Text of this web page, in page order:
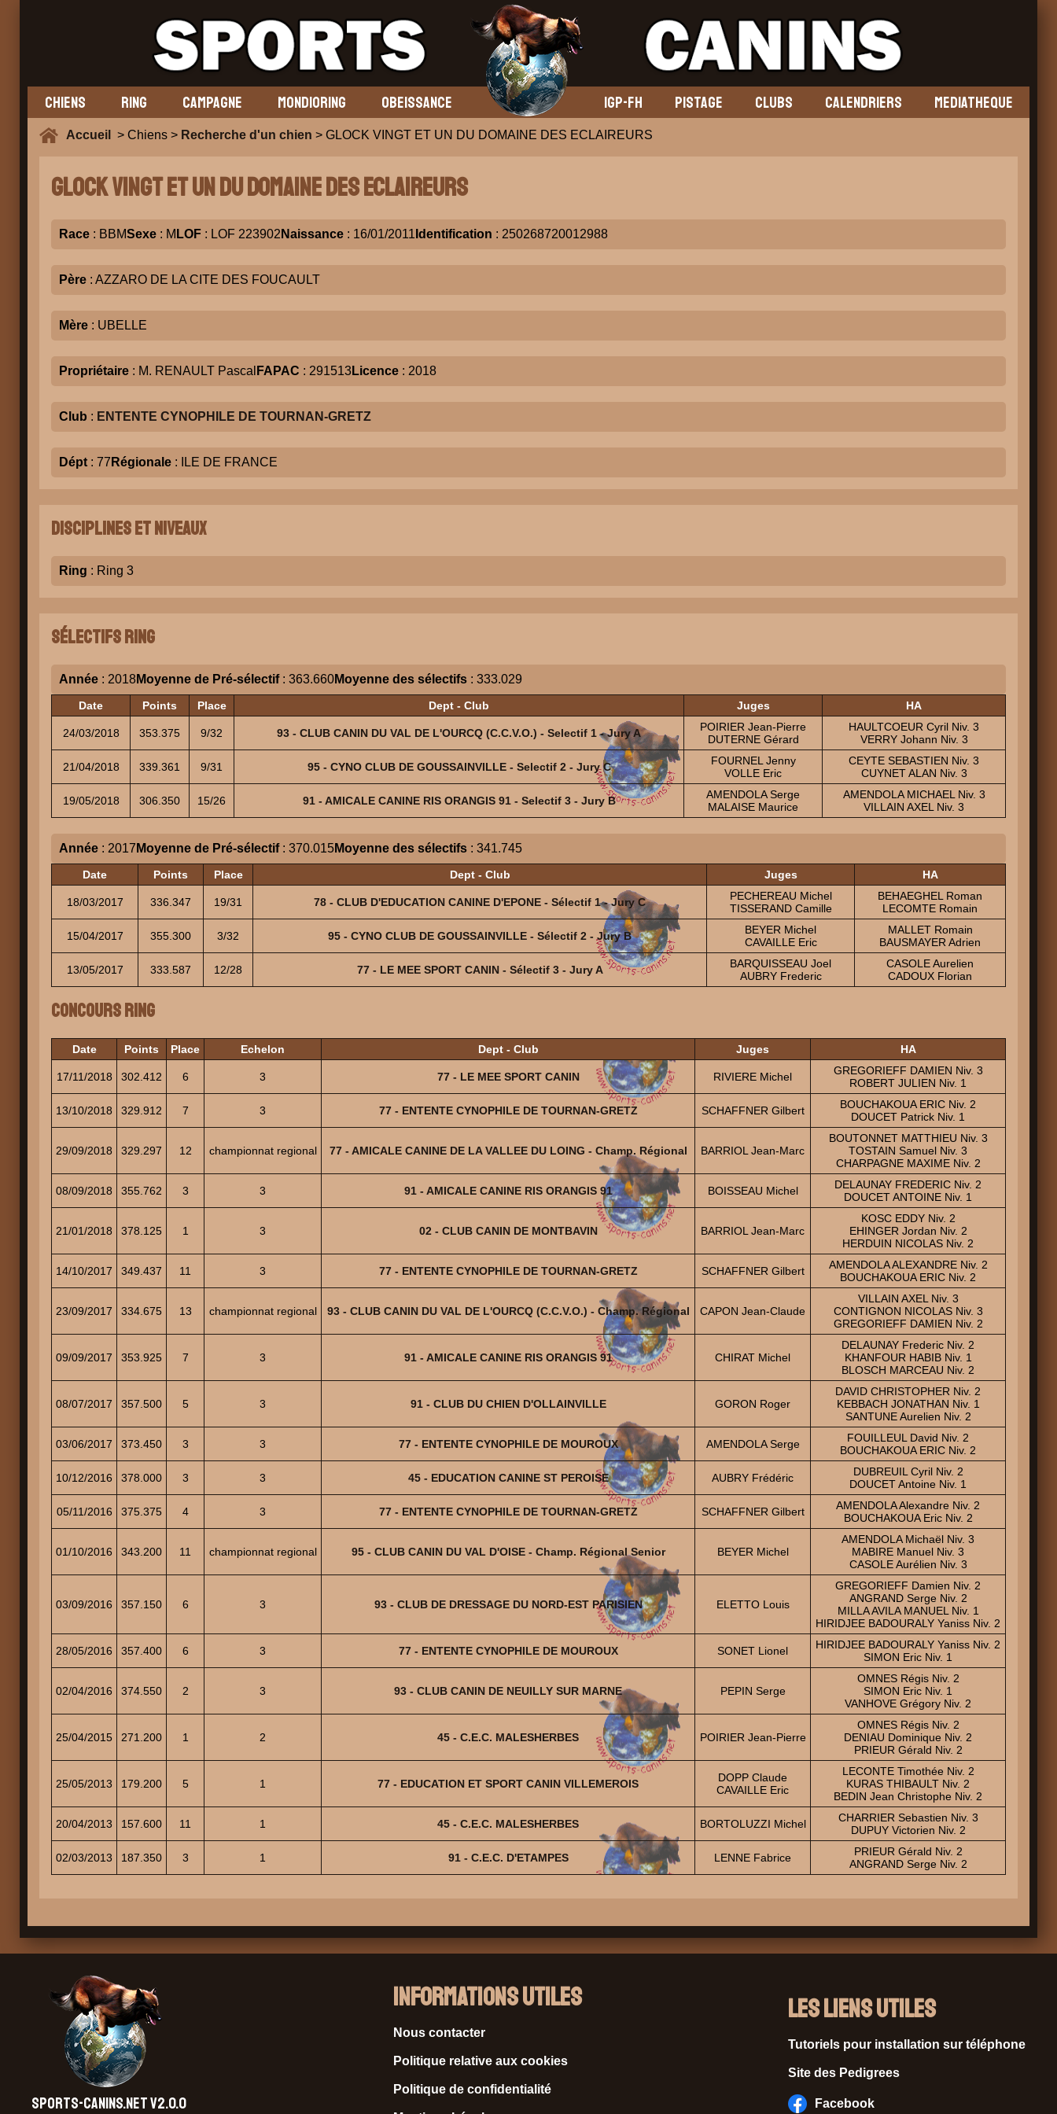
CHIENS RING CAMPAGNE MONDIORING OBEISSANCE IGP-FH PISTAGE CLUBS CALENDRIERS MEDIATHEQUE
Accueil > Chiens > Recherche d'un chien > GLOCK VINGT ET UN DU DOMAINE DES ECLAIREURS
GLOCK VINGT ET UN DU DOMAINE DES ECLAIREURS
Race : BBMSexe : M LOF : LOF 223902 Naissance : 16/01/2011 Identification : 250268720012988
Père : AZZARO DE LA CITE DES FOUCAULT
Mère : UBELLE
Propriétaire : M. RENAULT Pascal FAPAC : 291513Licence : 2018
Club : ENTENTE CYNOPHILE DE TOURNAN-GRETZ
Dépt : 77 Régionale : ILE DE FRANCE
Disciplines et niveaux
Ring : Ring 3
Sélectifs Ring
Année : 2018Moyenne de Pré-sélectif: 363.660Moyenne des sélectifs : 333.029
Date Points Place Dept - Club Juges HA
24/03/2018 353.375 9/32 93 - CLUB CANIN DU VAL DE L'OURCQ (C.C.V.O.) - Selectif 1 - Jury A
POIRIER Jean-Pierre
DUTERNE Gérard
HAULTCOEUR Cyril Niv. 3
VERRY Johann Niv. 3
21/04/2018 339.361 9/31 95 - CYNO CLUB DE GOUSSAINVILLE - Selectif 2 - Jury C
FOURNEL Jenny
VOLLE Eric
CEYTE SEBASTIEN Niv. 3
CUYNET ALAN Niv. 3
19/05/2018 306.350 15/26 91 - AMICALE CANINE RIS ORANGIS 91 - Selectif 3 - Jury B
AMENDOLA Serge
MALAISE Maurice
AMENDOLA MICHAEL Niv. 3
VILLAIN AXEL Niv. 3
Année : 2017 Moyenne de Pré-sélectif: 370.015Moyenne des sélectifs : 341.745
Date Points Place Dept - Club Juges HA
18/03/2017 336.347 19/31 78 - CLUB D'EDUCATION CANINE D'EPONE - Sélectif 1 - Jury C
PECHEREAU Michel
TISSERAND Camille
BEHAEGHEL Roman
LECOMTE Romain
15/04/2017 355.300 3/32 95 - CYNO CLUB DE GOUSSAINVILLE - Sélectif 2 - Jury B
BEYER Michel
CAVAILLE Eric
MALLET Romain
BAUSMAYER Adrien
13/05/2017 333.587 12/28 77 - LE MEE SPORT CANIN - Sélectif 3 - Jury A
BARQUISSEAU Joel
AUBRY Frederic
CASOLE Aurelien
CADOUX Florian
Concours Ring
Date Points Place Echelon Dept - Club Juges HA
17/11/2018 302.412 6 3 77 - LE MEE SPORT CANIN RIVIERE Michel
GREGORIEFF DAMIEN Niv. 3
ROBERT JULIEN Niv. 1
13/10/2018 329.912 7 3 77 - ENTENTE CYNOPHILE DE TOURNAN-GRETZ SCHAFFNER Gilbert
BOUCHAKOUA ERIC Niv. 2
DOUCET Patrick Niv. 1
29/09/2018 329.297 12 championnat regional 77 - AMICALE CANINE DE LA VALLEE DU LOING - Champ. Régional BARRIOL Jean-Marc
BOUTONNET MATTHIEU Niv. 3
TOSTAIN Samuel Niv. 3
CHARPAGNE MAXIME Niv. 2
08/09/2018 355.762 3 3 91 - AMICALE CANINE RIS ORANGIS 91 BOISSEAU Michel
DELAUNAY FREDERIC Niv. 2
DOUCET ANTOINE Niv. 1
21/01/2018 378.125 1 3 02 - CLUB CANIN DE MONTBAVIN BARRIOL Jean-Marc
KOSC EDDY Niv. 2
EHINGER Jordan Niv. 2
HERDUIN NICOLAS Niv. 2
14/10/2017 349.437 11 3 77 - ENTENTE CYNOPHILE DE TOURNAN-GRETZ SCHAFFNER Gilbert
AMENDOLA ALEXANDRE Niv. 2
BOUCHAKOUA ERIC Niv. 2
23/09/2017 334.675 13 championnat regional 93 - CLUB CANIN DU VAL DE L'OURCQ (C.C.V.O.) - Champ. Régional CAPON Jean-Claude
VILLAIN AXEL Niv. 3
CONTIGNON NICOLAS Niv. 3
GREGORIEFF DAMIEN Niv. 2
09/09/2017 353.925 7 3 91 - AMICALE CANINE RIS ORANGIS 91 CHIRAT Michel
DELAUNAY Frederic Niv. 2
KHANFOUR HABIB Niv. 1
BLOSCH MARCEAU Niv. 2
08/07/2017 357.500 5 3 91 - CLUB DU CHIEN D'OLLAINVILLE GORON Roger
DAVID CHRISTOPHER Niv. 2
KEBBACH JONATHAN Niv. 1
SANTUNE Aurelien Niv. 2
03/06/2017 373.450 3 3 77 - ENTENTE CYNOPHILE DE MOUROUX AMENDOLA Serge
FOUILLEUL David Niv. 2
BOUCHAKOUA ERIC Niv. 2
10/12/2016 378.000 3 3 45 - EDUCATION CANINE ST PEROISE AUBRY Frédéric
DUBREUIL Cyril Niv. 2
DOUCET Antoine Niv. 1
05/11/2016 375.375 4 3 77 - ENTENTE CYNOPHILE DE TOURNAN-GRETZ SCHAFFNER Gilbert
AMENDOLA Alexandre Niv. 2
BOUCHAKOUA Eric Niv. 2
01/10/2016 343.200 11 championnat regional 95 - CLUB CANIN DU VAL D'OISE - Champ. Régional Senior BEYER Michel
AMENDOLA Michaël Niv. 3
MABIRE Manuel Niv. 3
CASOLE Aurélien Niv. 3
03/09/2016 357.150 6 3 93 - CLUB DE DRESSAGE DU NORD-EST PARISIEN ELETTO Louis
GREGORIEFF Damien Niv. 2
ANGRAND Serge Niv. 2
MILLA AVILA MANUEL Niv. 1
HIRIDJEE BADOURALY Yaniss Niv. 2
28/05/2016 357.400 6 3 77 - ENTENTE CYNOPHILE DE MOUROUX SONET Lionel
HIRIDJEE BADOURALY Yaniss Niv. 2
SIMON Eric Niv. 1
02/04/2016 374.550 2 3 93 - CLUB CANIN DE NEUILLY SUR MARNE PEPIN Serge
OMNES Régis Niv. 2
SIMON Eric Niv. 1
VANHOVE Grégory Niv. 2
25/04/2015 271.200 1 2 45 - C.E.C. MALESHERBES POIRIER Jean-Pierre
OMNES Régis Niv. 2
DENIAU Dominique Niv. 2
PRIEUR Gérald Niv. 2
25/05/2013 179.200 5 1 77 - EDUCATION ET SPORT CANIN VILLEMEROIS
DOPP Claude
CAVAILLE Eric
LECONTE Timothée Niv. 2
KURAS THIBAULT Niv. 2
BEDIN Jean Christophe Niv. 2
20/04/2013 157.600 11 1 45 - C.E.C. MALESHERBES BORTOLUZZI Michel
CHARRIER Sebastien Niv. 3
DUPUY Victorien Niv. 2
02/03/2013 187.350 3 1 91 - C.E.C. D'ETAMPES LENNE Fabrice
PRIEUR Gérald Niv. 2
ANGRAND Serge Niv. 2
SPORTS-CANINS.NET V2.0.0
Informations Utiles
Nous contacter
Politique relative aux cookies
Politique de confidentialité
Les liens utiles
Tutoriels pour installation sur téléphone
Site des Pedigrees
Facebook